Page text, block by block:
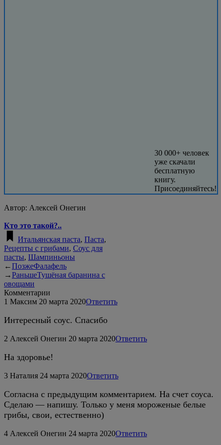
30 000+ человек
уже скачали
бесплатную
книгу.
Присоединяйтесь!
Автор: Алексей Онегин
Кто это такой?..
Итальянская паста, Паста,
Рецепты с грибами, Соус для
пасты, Шампиньоны
←ПозжеФалафель
→РаньшеТушёная баранина с
овощами
Комментарии
1 Максим 20 марта 2020Ответить
Интересный соус. Спасибо
2 Алексей Онегин 20 марта 2020Ответить
На здоровье!
3 Наталия 24 марта 2020Ответить
Согласна с предыдущим комментарием. На счет соуса.
Сделаю — напишу. Только у меня мороженые белые
грибы, свои, естественно)
4 Алексей Онегин 24 марта 2020Ответить